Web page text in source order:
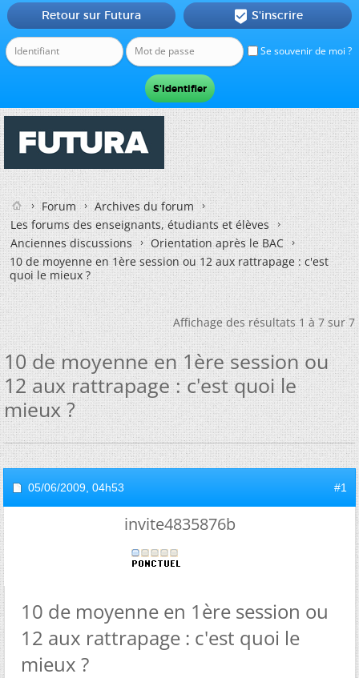
Se souvenir de moi ?
Retour sur Futura  S'inscrire
Forum
Archives du forum
Les forums des enseignants, étudiants et élèves
Anciennes discussions
Orientation après le BAC
10 de moyenne en 1ère session ou 12 aux rattrapage : c'est
quoi le mieux ?
Affichage des résultats 1 à 7 sur 7
10 de moyenne en 1ère session ou
12 aux rattrapage : c'est quoi le
mieux ?
05/06/2009, 04h53 #1
invite4835876b
10 de moyenne en 1ère session ou
12 aux rattrapage : c'est quoi le
mieux ?